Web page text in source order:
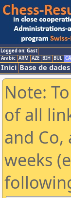
Logged on: Gast
Arabic ARM AZE BIH BUL
Inici Base de
Note:
of all
and
weeks